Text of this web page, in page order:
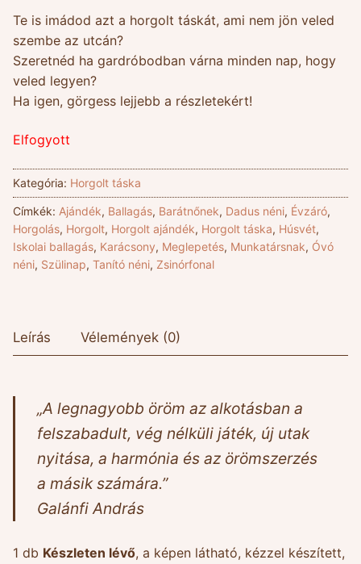
Te is imádod azt a horgolt táskát, ami nem jön veled
szembe az utcán?
Szeretnéd ha gardróbodban várna minden nap, hogy
veled legyen?
Ha igen, görgess lejjebb a részletekért!
Elfogyott
Kategória: Horgolt táska
Címkék: Ajándék, Ballagás, Barátnőnek, Dadus néni, Évzáró,
Horgolás, Horgolt, Horgolt ajándék, Horgolt táska, Húsvét,
Iskolai ballagás, Karácsony, Meglepetés, Munkatársnak, Óvó
néni, Szülinap, Tanító néni, Zsinórfonal
Leírás Vélemények (0)
„A legnagyobb öröm az alkotásban a
felszabadult, vég nélküli játék, új utak
nyitása, a harmónia és az örömszerzés
a másik számára.”
Galánfi András
1 db Készleten lévő, a képen látható, kézzel készített,